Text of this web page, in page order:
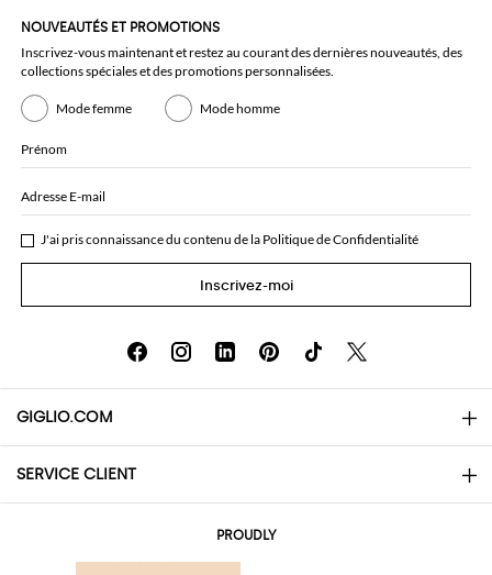
NOUVEAUTÉS ET PROMOTIONS
Inscrivez-vous maintenant et restez au courant des dernières nouveautés, des
collections spéciales et des promotions personnalisées.
Mode femme Mode homme
Prénom
Adresse E-mail
J'ai pris connaissance du contenu de la Politique de Confidentialité
Inscrivez-moi
GIGLIO.COM
About
SERVICE CLIENT
PROUDLY